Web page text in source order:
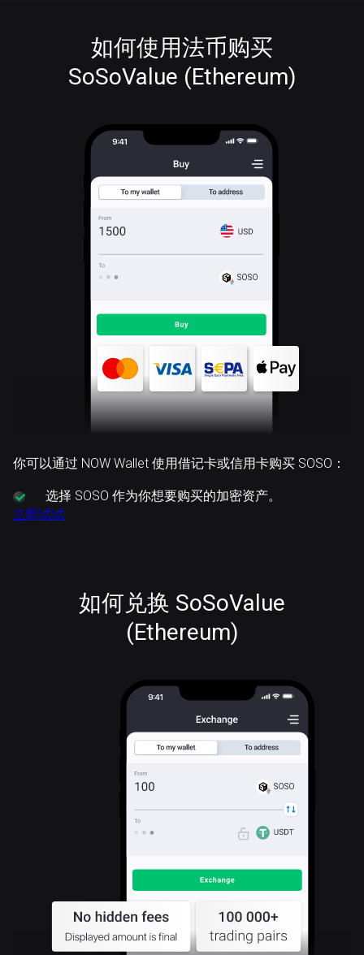
如何使用法币购买
SoSoValue (Ethereum)
SOSO
你可以通过 NOW Wallet 使用借记卡或信用卡购买 SOSO：
选择 SOSO 作为你想要购买的加密资产。
立即试试
如何兑换 SoSoValue
(Ethereum)
SOSO